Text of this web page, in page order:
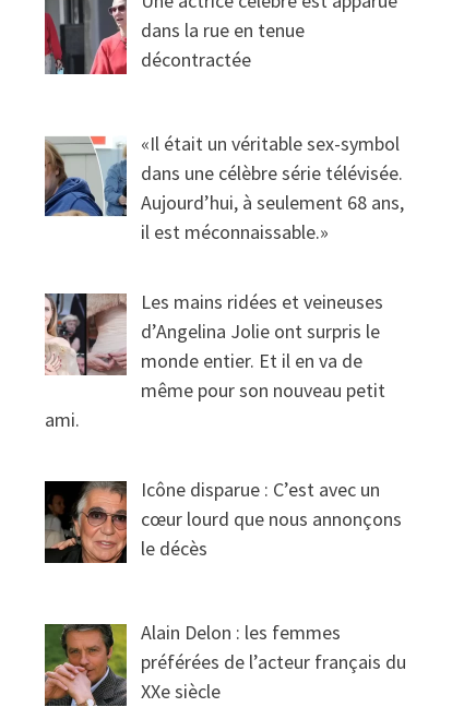
dans la rue en tenue
décontractée
«Il était un véritable sex-symbol
dans une célèbre série télévisée.
Aujourd’hui, à seulement 68 ans,
il est méconnaissable.»
Les mains ridées et veineuses
d’Angelina Jolie ont surpris le
monde entier. Et il en va de
même pour son nouveau petit
ami.
Icône disparue : C’est avec un
cœur lourd que nous annonçons
le décès
Alain Delon : les femmes
préférées de l’acteur français du
XXe siècle